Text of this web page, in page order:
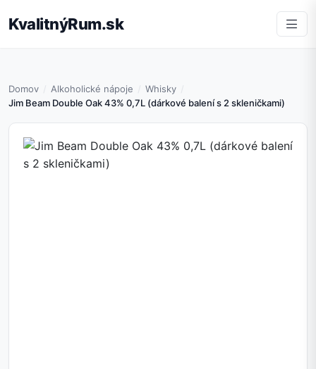
KvalitnýRum.sk
Domov Alkoholické nápoje
Whisky
Jim Beam Double Oak 43% 0,7L (dárkové balení s 2 skleničkami)